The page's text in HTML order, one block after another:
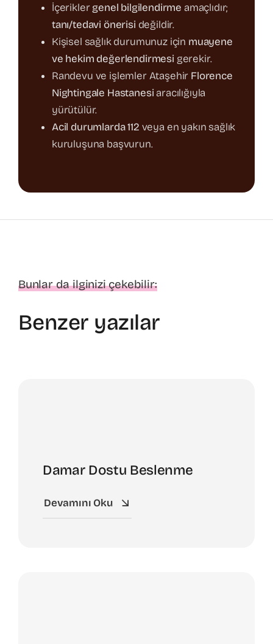
İçeriklergenel bilgilendirme amaçlıdır;
tanı/tedavi önerisideğildir.
Kişisel sağlık durumunuz için muayene
ve hekim değerlendirmesigerekir.
Randevu ve işlemler Ataşehir Florence
Nightingale Hastanesiaracılığıyla
yürütülür.
Acil durumlarda 112 veya en yakın sağlık
kuruluşuna başvurun.
Bunlar da ilginizi çekebilir:
Benzer yazılar
Damar Dostu Beslenme
Devamını Oku